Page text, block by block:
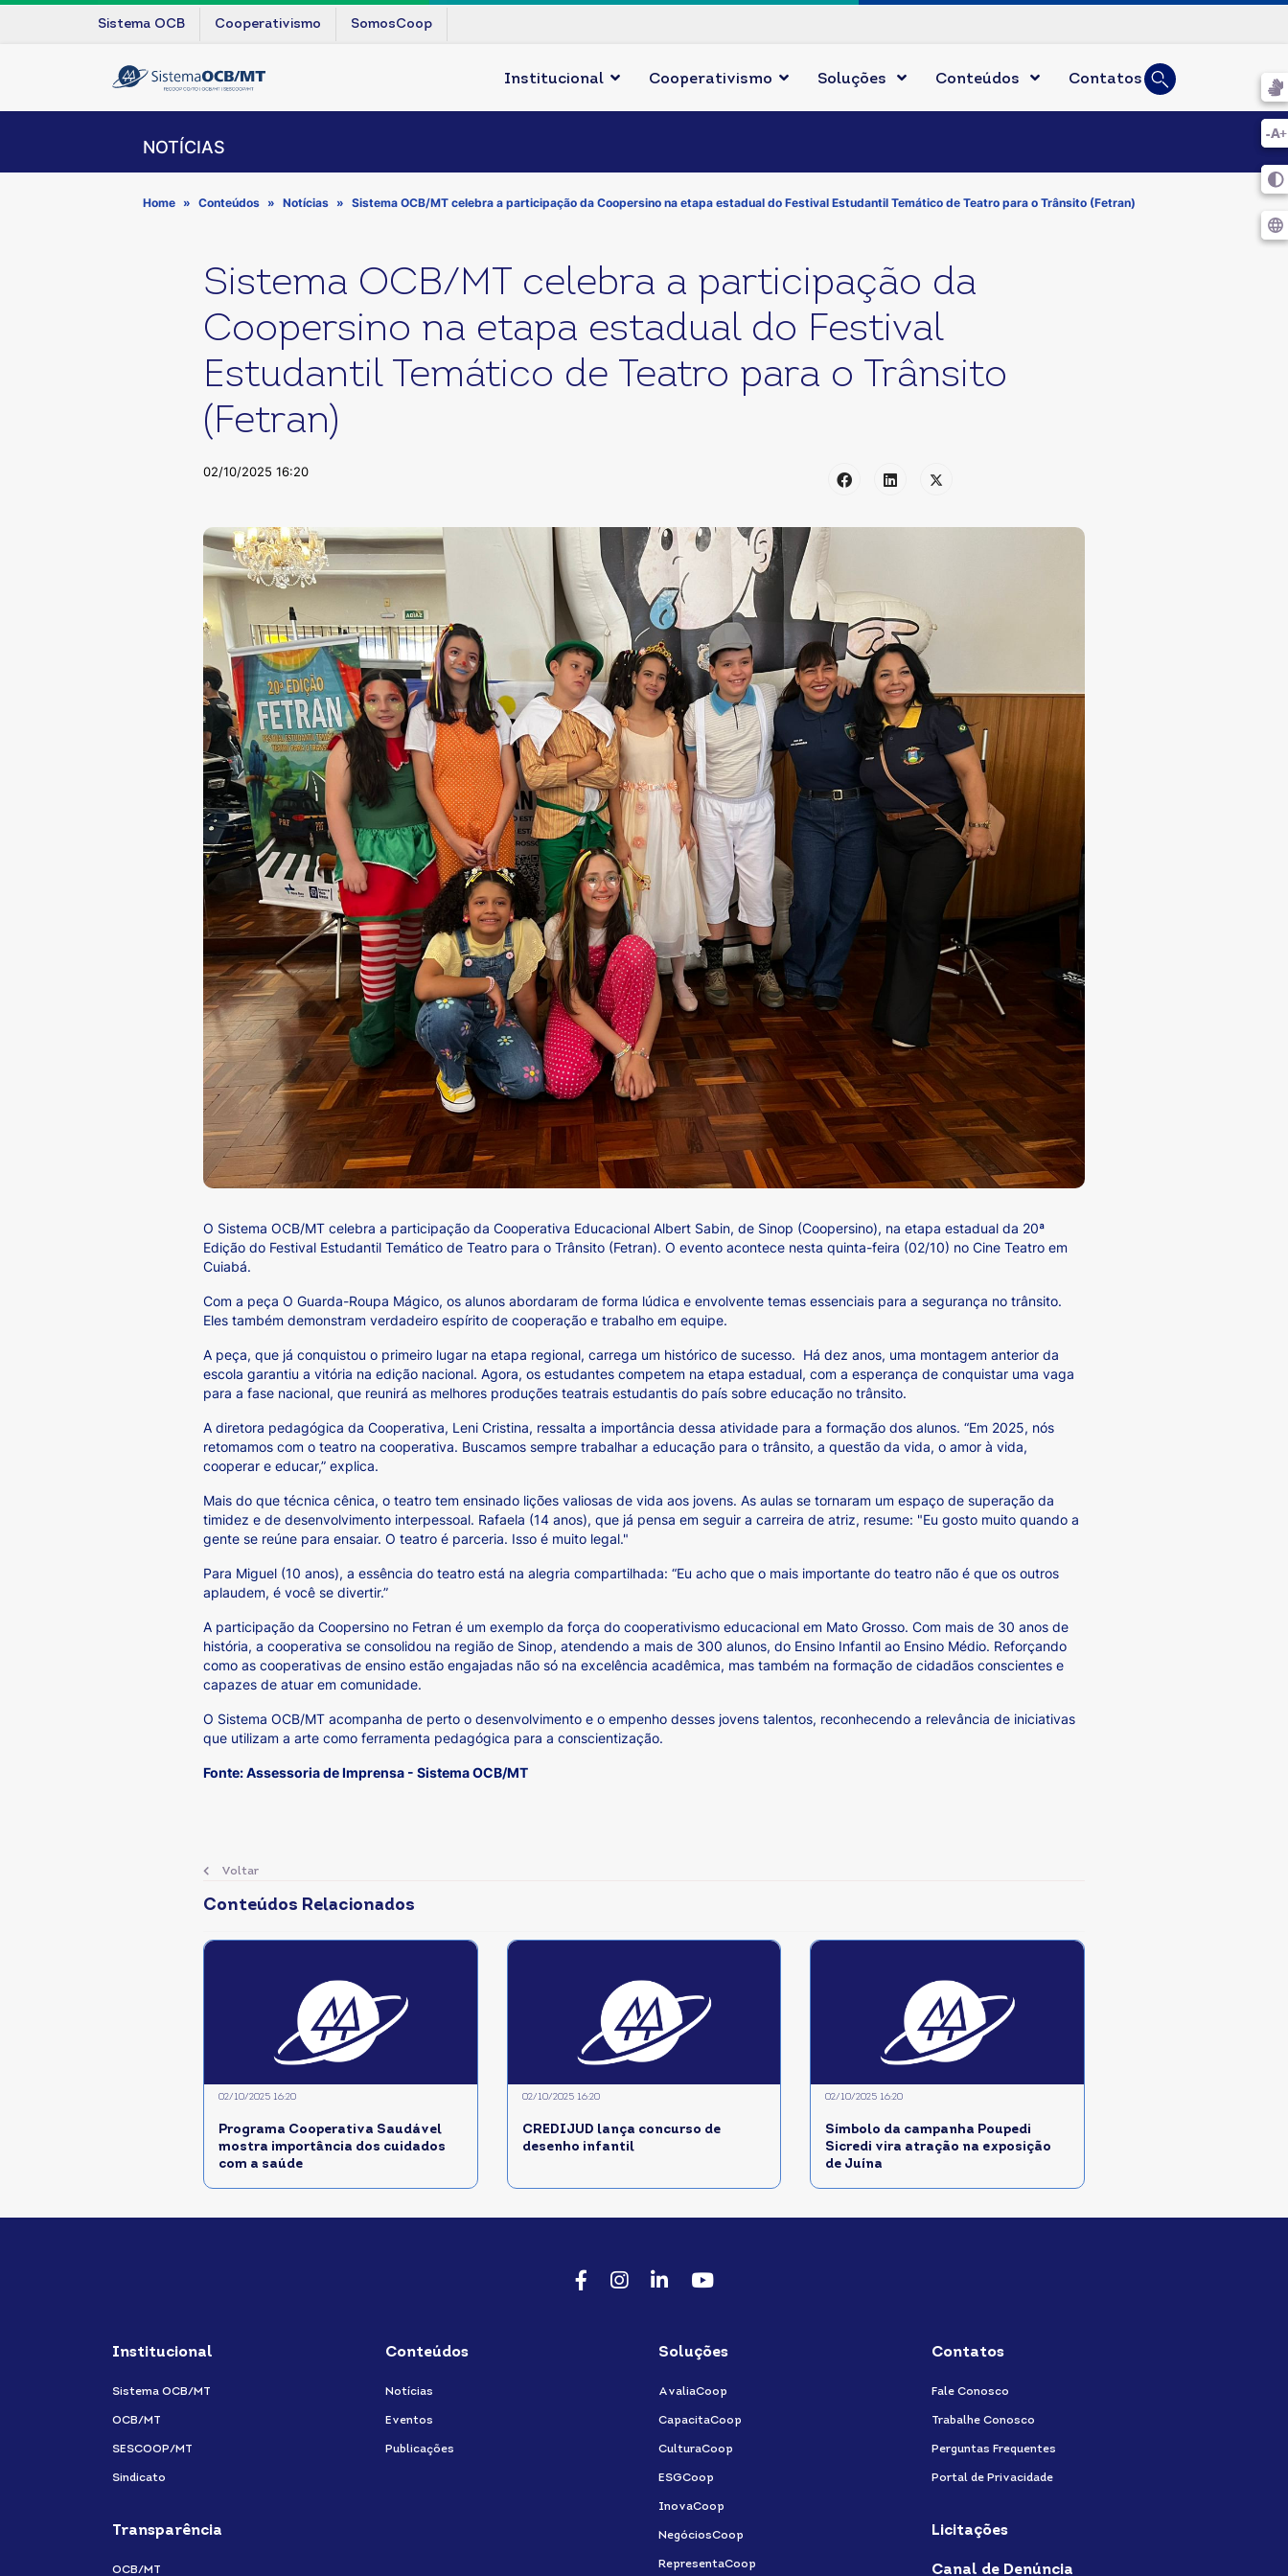
Sistema OCB Cooperativismo SomosCoop
Busca
Digite duas ou mais
Institucional Cooperativismo Soluções Conteúdos Contatos
NOTÍCIAS
Home Conteúdos Notícias Sistema OCB/MT celebra a participação da Coopersino na etapa estadual do Festival Estudantil Temático de Teatro para o Trânsito (Fetran)
Sistema OCB/MT celebra a participação da
Coopersino na etapa estadual do Festival
Estudantil Temático de Teatro para o Trânsito
(Fetran)
02/10/2025 16:20
O Sistema OCB/MT celebra a participação da Cooperativa Educacional Albert Sabin, de Sinop (Coopersino), na etapa estadual da 20ª
Edição do Festival Estudantil Temático de Teatro para o Trânsito (Fetran). O evento acontece nesta quinta-feira (02/10) no Cine Teatro em
Cuiabá.
Com a peça O Guarda-Roupa Mágico, os alunos abordaram de forma lúdica e envolvente temas essenciais para a segurança no trânsito.
Eles também demonstram verdadeiro espírito de cooperação e trabalho em equipe.
A peça, que já conquistou o primeiro lugar na etapa regional, carrega um histórico de sucesso. Há dez anos, uma montagem anterior da
escola garantiu a vitória na edição nacional. Agora, os estudantes competem na etapa estadual, com a esperança de conquistar uma vaga
para a fase nacional, que reunirá as melhores produções teatrais estudantis do país sobre educação no trânsito.
A diretora pedagógica da Cooperativa, Leni Cristina, ressalta a importância dessa atividade para a formação dos alunos. “Em 2025, nós
retomamos com o teatro na cooperativa. Buscamos sempre trabalhar a educação para o trânsito, a questão da vida, o amor à vida,
cooperar e educar,” explica.
Mais do que técnica cênica, o teatro tem ensinado lições valiosas de vida aos jovens. As aulas se tornaram um espaço de superação da
timidez e de desenvolvimento interpessoal. Rafaela (14 anos), que já pensa em seguir a carreira de atriz, resume: "Eu gosto muito quando a
gente se reúne para ensaiar. O teatro é parceria. Isso é muito legal."
Para Miguel (10 anos), a essência do teatro está na alegria compartilhada: “Eu acho que o mais importante do teatro não é que os outros
aplaudem, é você se divertir.”
A participação da Coopersino no Fetran é um exemplo da força do cooperativismo educacional em Mato Grosso. Com mais de 30 anos de
história, a cooperativa se consolidou na região de Sinop, atendendo a mais de 300 alunos, do Ensino Infantil ao Ensino Médio. Reforçando
como as cooperativas de ensino estão engajadas não só na excelência acadêmica, mas também na formação de cidadãos conscientes e
capazes de atuar em comunidade.
O Sistema OCB/MT acompanha de perto o desenvolvimento e o empenho desses jovens talentos, reconhecendo a relevância de iniciativas
que utilizam a arte como ferramenta pedagógica para a conscientização.
Fonte: Assessoria de Imprensa - Sistema OCB/MT
Voltar
Conteúdos Relacionados
Programa Cooperativa Saudável
mostra importância dos cuidados
com a saúde
02/10/2025 16:20
CREDIJUD lança concurso de
desenho infantil
02/10/2025 16:20
Símbolo da campanha Poupedi
Sicredi vira atração na exposição
de Juína
02/10/2025 16:20
FacebookInstagram
LinkedInYoutube
Institucional
Sistema OCB/MT
OCB/MT
SESCOOP/MT
Sindicato
Transparência
OCB/MT
Conteúdos
Notícias
Eventos
Publicações
Soluções
AvaliaCoop
CapacitaCoop
CulturaCoop
ESGCoop
InovaCoop
NegóciosCoop
RepresentaCoop
Contatos
Fale Conosco
Trabalhe Conosco
Perguntas Frequentes
Portal de Privacidade
Licitações
Canal de Denúncia